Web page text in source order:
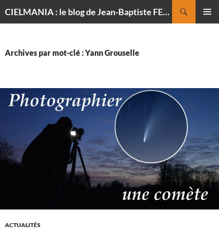
CIELMANIA : le blog de Jean-Baptiste FELDMANN, photographe du ciel
Archives par mot-clé : Yann Grouselle
ACTUALITÉS